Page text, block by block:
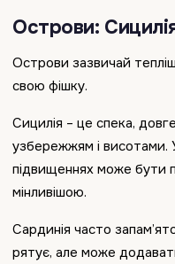
Острови:
Острови зазвичай
свою фішку.
Сицилія – це спека,
узбережжям і висотами.
підвищеннях може бути
мінливішою.
Сардинія часто
рятує, але може